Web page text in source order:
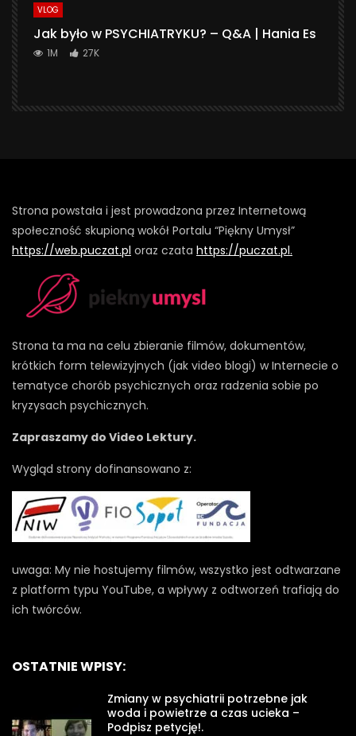
VLOG
Jak było w PSYCHIATRYKU? – Q&A | Hania Es
1M 27K
Strona powstała i jest prowadzona przez Internetową
społeczność skupioną wokół Portalu “Piękny Umysł”
https://web.puczat.pl oraz czata https://puczat.pl.
Strona ta ma na celu zbieranie filmów, dokumentów,
krótkich form telewizyjnych (jak video blogi) w Internecie o
tematyce chorób psychicznych oraz radzenia sobie po
kryzysach psychicznych.
Zapraszamy do Video Lektury.
Wygląd strony dofinansowano z:
uwaga: My nie hostujemy filmów, wszystko jest odtwarzane
z platform typu YouTube, a wpływy z odtworzeń trafiają do
ich twórców.
OSTATNIE WPISY:
Zmiany w psychiatrii potrzebne jak
woda i powietrze a czas ucieka –
Podpisz petycję!.